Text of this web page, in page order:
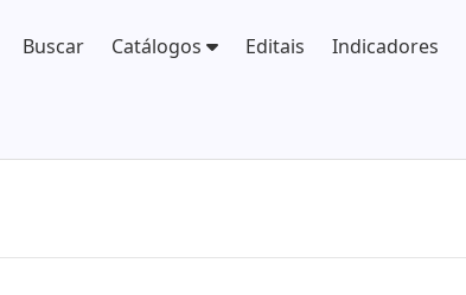
Buscar Catálogos Editais Indicadores